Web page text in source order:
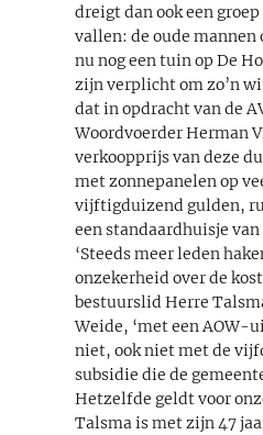
dreigt dan ook een
vallen: de oude mannen
nu nog een tuin op De
zijn verplicht om zo’n
dat in opdracht van de
Woordvoerder Herman
verkoopprijs van deze
met zonnepanelen op
vijftigduizend gulden,
een standaardhuisje
‘Steeds meer leden
onzekerheid over de
bestuurslid Herre
Weide, ‘met een AOW-
niet, ook niet met de
subsidie die de
Hetzelfde geldt voor
Talsma is met zijn 47